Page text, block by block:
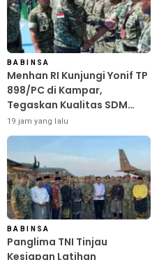
BABINSA
Menhan RI Kunjungi Yonif TP
898/PC di Kampar,
Tegaskan Kualitas SDM
Kunci Kekuatan TNI
19 jam yang lalu
BABINSA
Panglima TNI Tinjau
Kesiapan Latihan